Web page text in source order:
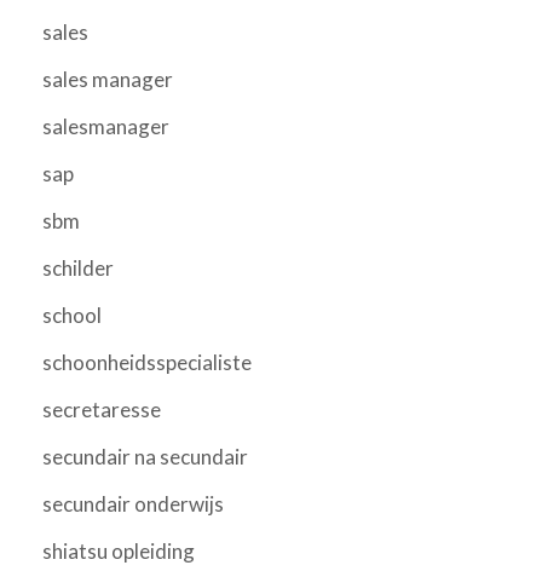
sales
sales manager
salesmanager
sap
sbm
schilder
school
schoonheidsspecialiste
secretaresse
secundair na secundair
secundair onderwijs
shiatsu opleiding